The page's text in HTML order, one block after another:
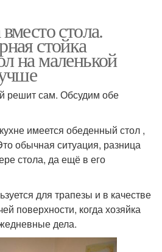
стола.
стойка
на маленькой
решит сам. Обсудим обе
имеется обеденный стол ,
обычная ситуация, разница
стола, да ещё в его
для трапезы и в качестве
поверхности, когда хозяйка
дела.